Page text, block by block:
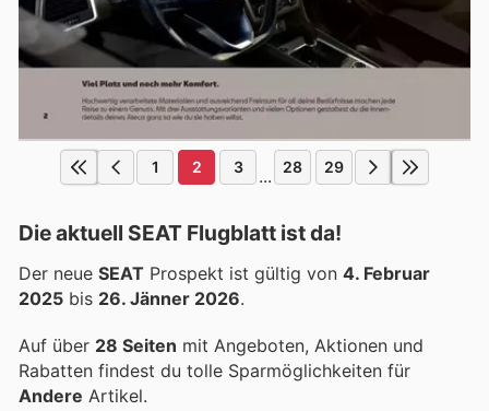
1 2 3 ... 28 29
Die aktuell SEAT Flugblatt ist da!
Der neue SEAT Prospekt ist gültig von 4. Februar
2025 bis 26. Jänner 2026.
Auf über 28 Seiten mit Angeboten, Aktionen und
Rabatten findest du tolle Sparmöglichkeiten für
Andere Artikel.